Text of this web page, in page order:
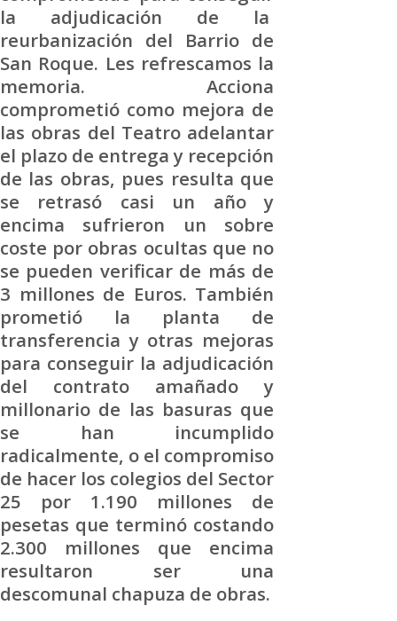
la adjudicación de la
reurbanización del Barrio de
San Roque. Les refrescamos la
memoria. Acciona
comprometió como mejora de
las obras del Teatro adelantar
el plazo de entrega y recepción
de las obras, pues resulta que
se retrasó casi un año y
encima sufrieron un sobre
coste por obras ocultas que no
se pueden verificar de más de
3 millones de Euros. También
prometió la planta de
transferencia y otras mejoras
para conseguir la adjudicación
del contrato amañado y
millonario de las basuras que
se han incumplido
radicalmente, o el compromiso
de hacer los colegios del Sector
25 por 1.190 millones de
pesetas que terminó costando
2.300 millones que encima
resultaron ser una
descomunal chapuza de obras.